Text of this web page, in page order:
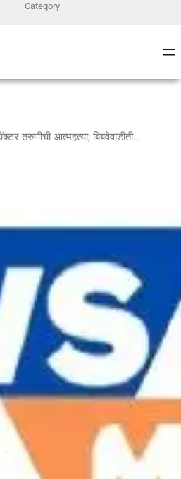
Category
विवाहाच्या आमिषाने फसवणुकीमुळे डॉक्टर तरुणीची आत्महत्या; बिबवेवाडीतील घटना